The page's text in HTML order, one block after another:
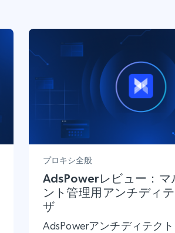
プロキシ全般
AdsPowerレビュー：マ
ント管理用アンチディ
ザ
AdsPowerアンチディテク